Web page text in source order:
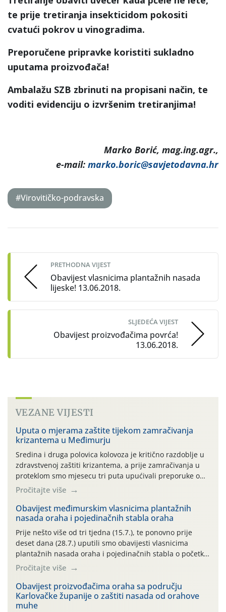
te prije tretiranja insekticidom pokositi
cvatući pokrov u vinogradima.
Preporučene pripravke koristiti sukladno
uputama proizvođača!
Ambalažu SZB zbrinuti na propisani način, te
voditi evidenciju o izvršenim tretiranjima!
Marko Borić, mag.ing.agr.,
e-mail: marko.boric@savjetodavna.hr
#Virovitičko-podravska
navigation
PRETHODNA VIJEST
Obavijest vlasnicima plantažnih nasada
lijeske! 13.06.2018.
SLJEDEĆA VIJEST
Obavijest proizvođačima povrća!
13.06.2018.
VEZANE VIJESTI
Uputa o mjerama zaštite tijekom zamračivanja
krizantema u Međimurju
Sredina i druga polovica kolovoza je kritično razdoblje u
zdravstvenoj zaštiti krizantema, a prije zamračivanja u
proteklom smo mjesecu tri puta upućivali preporuke o
preventivnim mjerama zaštite krizantema od najčešćih
uzročnika bolesti, štetnika i fito-fagnih grinja (23.7., 14.7.,
06.7.)! Na početku ovog mjeseca je zabilježeno je
povijesno i ekstremno vruće meteorološko razdoblje, uz
najviše temperature […]
Pročitajte više
Obavijest međimurskim vlasnicima plantažnih
nasada oraha i pojedinačnih stabla oraha
Prije nešto više od tri tjedna (15.7.), te ponovno prije
deset dana (28.7.) uputili smo obavijesti vlasnicima
plantažnih nasada oraha i pojedinačnih stabla o početku
leta i ovogodišnjoj potrebi usmjerenog suzbijanja
orahove muhe (Rhagoletis completa)! Već dvanaest dana
traje drugi ovogodišnji “toplinski udar”, koji naročito
izražen zadnja šest dana (31.7.-05.8.), jer najviše
temperature zraka svakodnevno […]
Pročitajte više
Obavijest proizvođačima oraha sa području
Karlovačke županije o zaštiti nasada od orahove
muhe